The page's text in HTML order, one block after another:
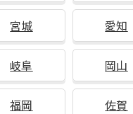
宮城 愛知
岐阜 岡山
福岡 佐賀